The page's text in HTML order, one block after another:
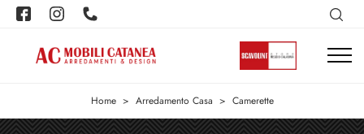
Home > Arredamento Casa > Camerette